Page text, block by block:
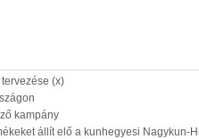
(x)
kampány
állít elő a kunhegyesi Nagykun-